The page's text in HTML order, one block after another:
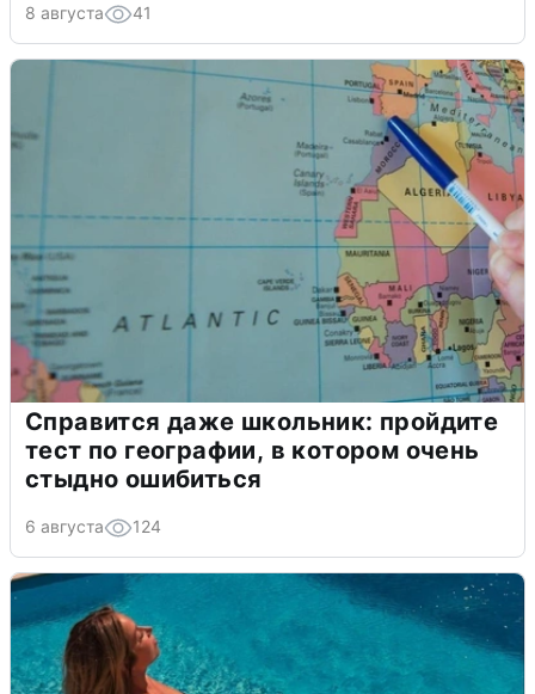
8 августа 41
Справится даже школьник: пройдите
тест по географии, в котором очень
стыдно ошибиться
6 августа 124